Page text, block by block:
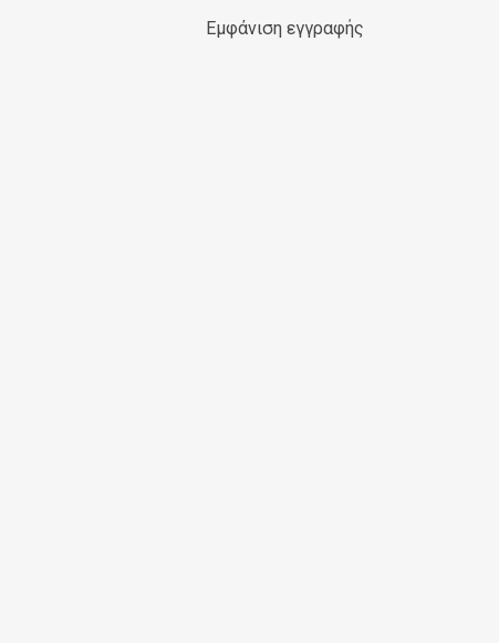
Εμφάνιση εγγραφής